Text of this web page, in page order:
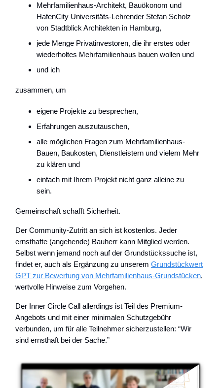
Mehrfamilienhaus-Architekt, Bauökonom und
HafenCity Universitäts-Lehrender Stefan Scholz
von Stadtblick Architekten in Hamburg,
jede Menge Privatinvestoren, die ihr erstes oder
wiederholtes Mehrfamilienhaus bauen wollen und
und ich
zusammen, um
eigene Projekte zu besprechen,
Erfahrungen auszutauschen,
alle möglichen Fragen zum Mehrfamilienhaus-
Bauen, Baukosten, Dienstleistern und vielem Mehr
zu klären und
einfach mit Ihrem Projekt nicht ganz alleine zu
sein.
Gemeinschaft schafft Sicherheit.
Der Community-Zutritt an sich ist kostenlos. Jeder
ernsthafte (angehende) Bauherr kann Mitglied werden.
Selbst wenn jemand noch auf der Grundstückssuche ist,
findet er, auch als Ergänzung zu unserem Grundstückwert
GPT zur Bewertung von Mehrfamilienhaus-Grundstücken,
wertvolle Hinweise zum Vorgehen.
Der Inner Circle Call allerdings ist Teil des Premium-
Angebots und mit einer minimalen Schutzgebühr
verbunden, um für alle Teilnehmer sicherzustellen: “Wir
sind ernsthaft bei der Sache.”